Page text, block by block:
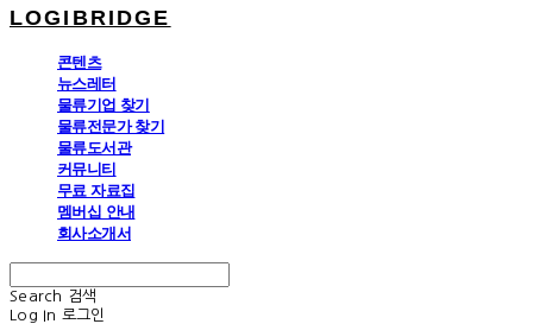
LOGIBRIDGE
콘텐츠
뉴스레터
물류기업 찾기
물류전문가 찾기
물류도서관
커뮤니티
무료 자료집
멤버십 안내
회사소개서
Search
검색
Log In 로그인